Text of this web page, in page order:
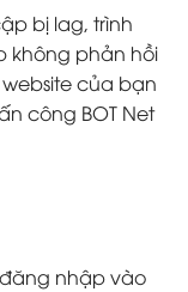
bị lag, trình
không phản hồi
của bạn
công BOT Net
nhập vào